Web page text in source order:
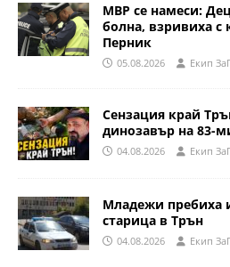
МВР се намеси:
болна, взривиха с
Перник
05.08.2026 Eкип
Сензация край
динозавър на 83-
04.08.2026 Eкип
Младежи пребиха
старица в Трън
04.08.2026 Eкип